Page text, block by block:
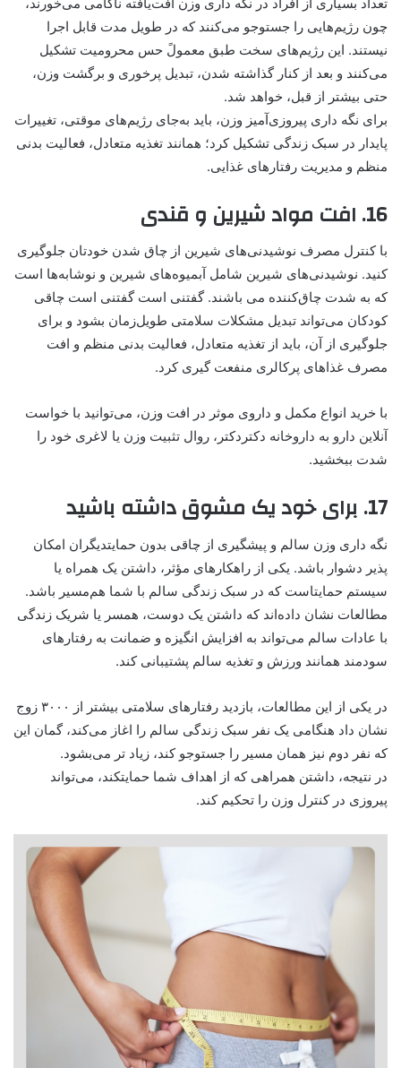
چون رژیم‌هایی را جستوجو می‌کنند که در طویل مدت قابل اجرا
نیستند. این رژیم‌های سخت طبق معمولً حس محرومیت تشکیل
می‌کنند و بعد از کنار گذاشته شدن، تبدیل پرخوری و برگشت وزن،
حتی بیشتر از قبل، خواهد شد.
برای نگه داری پیروزی‌آمیز وزن، باید به‌جای رژیم‌های موقتی، تغییرات
پایدار در سبک زندگی تشکیل کرد؛ همانند تغذیه متعادل، فعالیت بدنی
منظم و مدیریت رفتارهای غذایی.
16. افت مواد شیرین و قندی
با کنترل مصرف نوشیدنی‌های شیرین از چاق شدن خودتان جلوگیری
کنید. نوشیدنی‌های شیرین شامل آبمیوه‌های شیرین و نوشابه‌ها است
که به شدت چاق‌کننده می باشند. گفتنی است گفتنی است چاقی
کودکان می‌تواند تبدیل مشکلات سلامتی طویل‌زمان بشود و برای
جلوگیری از آن، باید از تغذیه متعادل، فعالیت بدنی منظم و افت
مصرف غذاهای پرکالری منفعت گیری کرد.
با خرید انواع مکمل و داروی موثر در افت وزن، می‌توانید با خواست
آنلاین دارو به داروخانه دکتردکتر، روال تثبیت وزن یا لاغری خود را
شدت ببخشید.
17. برای خود یک مشوق داشته باشید
نگه داری وزن سالم و پیشگیری از چاقی بدون حمایتدیگران امکان
پذیر دشوار باشد. یکی از راهکارهای مؤثر، داشتن یک همراه یا
سیستم حمایتاست که در سبک زندگی سالم با شما هم‌مسیر باشد.
مطالعات نشان داده‌اند که داشتن یک دوست، همسر یا شریک زندگی
با عادات سالم می‌تواند به افزایش انگیزه و ضمانت به رفتارهای
سودمند همانند ورزش و تغذیه سالم پشتیبانی کند.
در یکی از این مطالعات، بازدید رفتارهای سلامتی بیشتر از ۳۰۰۰ زوج
نشان داد هنگامی یک نفر سبک زندگی سالم را اغاز می‌کند، گمان این
که نفر دوم نیز همان مسیر را جستوجو کند، زیاد تر می‌بشود.
در نتیجه، داشتن همراهی که از اهداف شما حمایتکند، می‌تواند
پیروزی در کنترل وزن را تحکیم کند.